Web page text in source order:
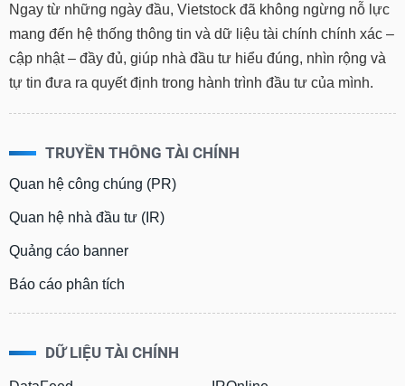
Ngay từ những ngày đầu, Vietstock đã không ngừng nỗ lực
mang đến hệ thống thông tin và dữ liệu tài chính chính xác –
cập nhật – đầy đủ, giúp nhà đầu tư hiểu đúng, nhìn rộng và
tự tin đưa ra quyết định trong hành trình đầu tư của mình.
TRUYỀN THÔNG TÀI CHÍNH
Quan hệ công chúng (PR)
Quan hệ nhà đầu tư (IR)
Quảng cáo banner
Báo cáo phân tích
DỮ LIỆU TÀI CHÍNH